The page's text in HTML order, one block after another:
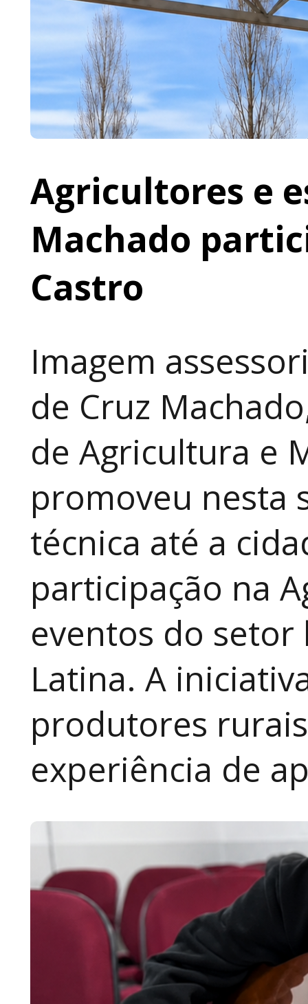
Agricultores e
Machado
Castro
Imagem
de Cruz
de Agricultura e
promoveu nesta
técnica até a
participação na
eventos do
Latina. A
produtores
experiência de